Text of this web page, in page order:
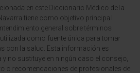
en este Diccionario Médico de la
tiene como objetivo principal
general sobre términos
como fuente única para tomar
con la salud. Esta información es
no sustituye en ningún caso el consejo,
o recomendaciones de profesionales de